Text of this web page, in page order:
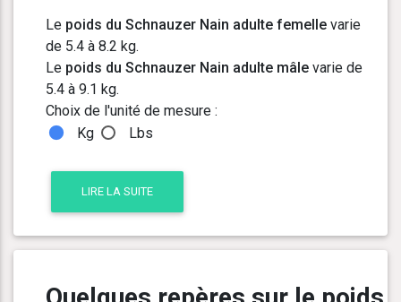
Le poids du Schnauzer Nain adulte femelle varie
de 5.4 à 8.2 kg.
Le poids du Schnauzer Nain adulte mâle varie de
5.4 à 9.1 kg.
Choix de l'unité de mesure :
Kg
Lbs
LIRE LA SUITE